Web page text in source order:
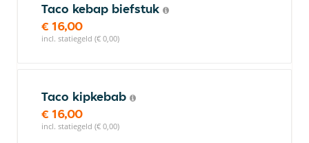
Taco kebap biefstuk
€ 16,00
incl. statiegeld (€ 0,00)
Taco kipkebab
€ 16,00
incl. statiegeld (€ 0,00)